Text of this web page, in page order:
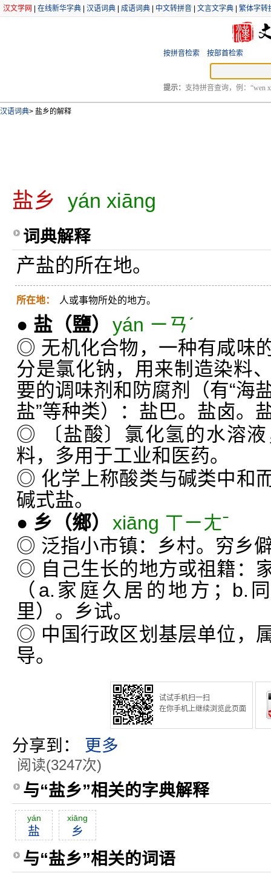
汉文学网 在线新华字典 汉语词典 成语词典 中文转拼音 文言文字典 繁体字转
按拼音检索 按部首检索
提示： 支持拼音查询，例：“wen
汉语词典> 盐乡的解释
盐乡 yán xiāng
词典解释
产盐的所在地。
所在地： 人或事物所处的地方。
● 盐 （鹽） yán ㄧㄢˊ
◎ 无机化合物，一种有咸味
分是氯化钠，用来制造染料
要的调味剂和防腐剂（有“海
盐”等种类）：盐巴。盐卤。
◎ 〔盐酸〕氯化氢的水溶
料，多用于工业和医药。
◎ 化学上称酸类与碱类中和
碱式盐。
● 乡 （鄉） xiāng ㄒㄧㄤˉ
◎ 泛指小市镇：乡村。穷乡
◎ 自己生长的地方或祖籍：
（a.家庭久居的地方；b.
里）。乡试。
◎ 中国行政区划基层单位，
导。
试试手机扫一扫
在你手机上继续浏览此页面
分享到： 更多
阅读(3247次)
与“盐乡”相关的字典解释
yán
盐
xiāng
乡
与“盐乡”相关的词语